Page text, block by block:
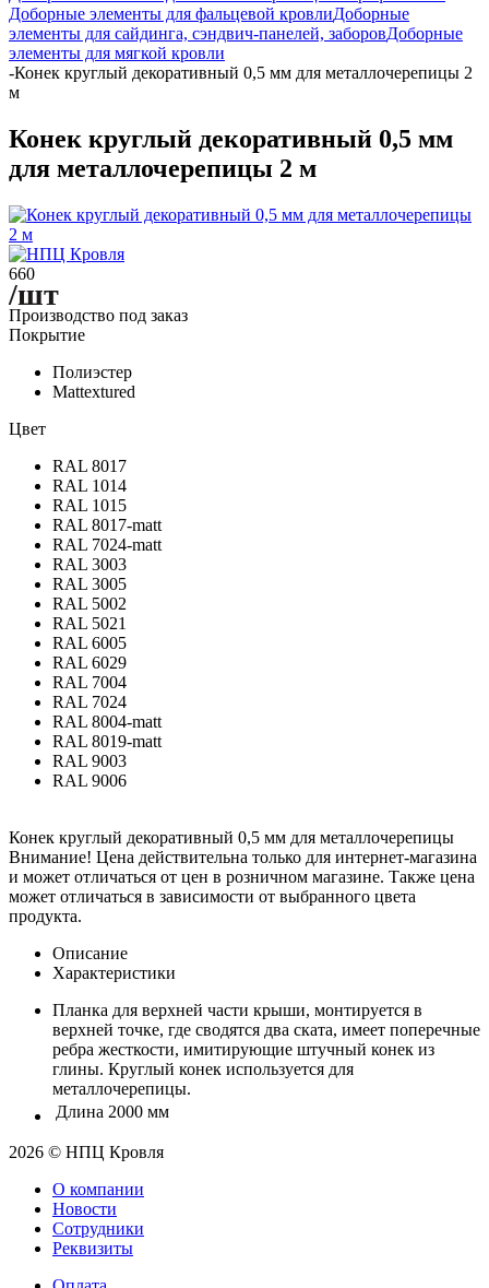
Доборные элементы для фальцевой кровлиДоборные
элементы для сайдинга, сэндвич-панелей, заборовДоборные
элементы для мягкой кровли
-Конек круглый декоративный 0,5 мм для металлочерепицы 2
м
Конек круглый декоративный 0,5 мм
для металлочерепицы 2 м
660
/шт
Производство под заказ
Покрытие
Полиэстер
Mattextured
Цвет
RAL 8017
RAL 1014
RAL 1015
RAL 8017-matt
RAL 7024-matt
RAL 3003
RAL 3005
RAL 5002
RAL 5021
RAL 6005
RAL 6029
RAL 7004
RAL 7024
RAL 8004-matt
RAL 8019-matt
RAL 9003
RAL 9006
Конек круглый декоративный 0,5 мм для металлочерепицы
Внимание! Цена действительна только для интернет-магазина
и может отличаться от цен в розничном магазине. Также цена
может отличаться в зависимости от выбранного цвета
продукта.
Описание
Характеристики
Планка для верхней части крыши, монтируется в
верхней точке, где сводятся два ската, имеет поперечные
ребра жесткости, имитирующие штучный конек из
глины. Круглый конек используется для
металлочерепицы.
Длина 2000 мм
2026 © НПЦ Кровля
О компании
Новости
Сотрудники
Реквизиты